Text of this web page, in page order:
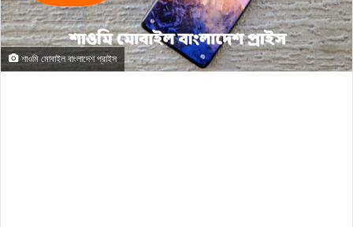
শাওমি মোবাইল বাংলাদেশ প্রাইস